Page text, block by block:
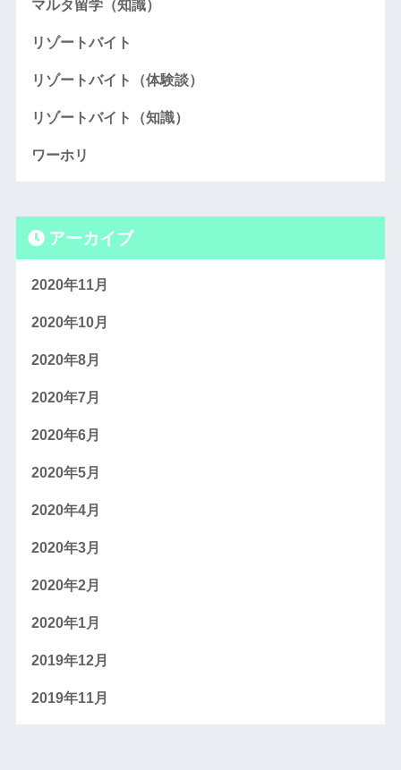
マルタ留学（知識）
リゾートバイト
リゾートバイト（体験談）
リゾートバイト（知識）
ワーホリ
アーカイブ
2020年11月
2020年10月
2020年8月
2020年7月
2020年6月
2020年5月
2020年4月
2020年3月
2020年2月
2020年1月
2019年12月
2019年11月